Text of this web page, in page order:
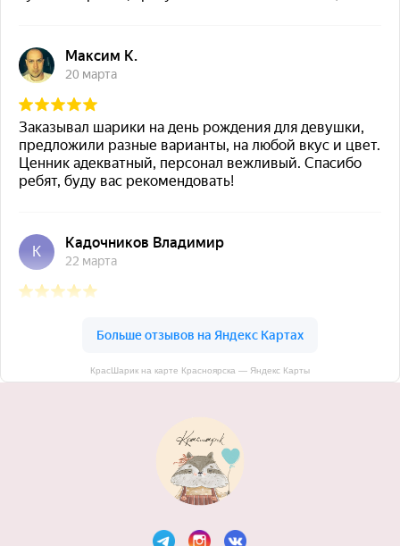
КрасШарик на карте Красноярска — Яндекс Карты